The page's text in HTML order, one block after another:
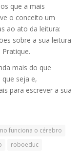
que a mais
o conceito um
ao ato da leitura:
sobre a sua leitura
mais do que
seja e,
para escrever a sua
funciona o cérebro
roboeduc